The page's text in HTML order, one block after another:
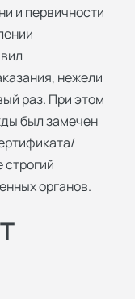
и первичности
нежели
раз. При этом
был замечен
органов.